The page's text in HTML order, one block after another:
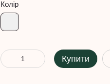
Колір
Купити